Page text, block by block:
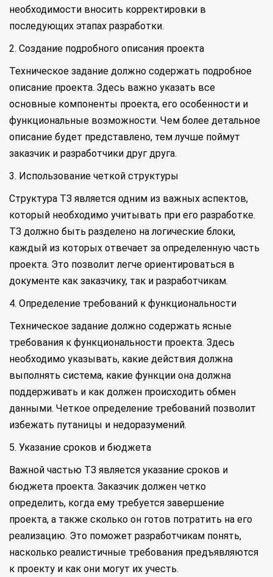
необходимости вносить корректировки в
последующих этапах разработки.
2. Создание подробного описания проекта
Техническое задание должно содержать подробное
описание проекта. Здесь важно указать все
основные компоненты проекта, его особенности и
функциональные возможности. Чем более детальное
описание будет представлено, тем лучше поймут
заказчик и разработчики друг друга.
3. Использование четкой структуры
Структура ТЗ является одним из важных аспектов,
который необходимо учитывать при его разработке.
ТЗ должно быть разделено на логические блоки,
каждый из которых отвечает за определенную часть
проекта. Это позволит легче ориентироваться в
документе как заказчику, так и разработчикам.
4. Определение требований к функциональности
Техническое задание должно содержать ясные
требования к функциональности проекта. Здесь
необходимо указывать, какие действия должна
выполнять система, какие функции она должна
поддерживать и как должен происходить обмен
данными. Четкое определение требований позволит
избежать путаницы и недоразумений.
5. Указание сроков и бюджета
Важной частью ТЗ является указание сроков и
бюджета проекта. Заказчик должен четко
определить, когда ему требуется завершение
проекта, а также сколько он готов потратить на его
реализацию. Это поможет разработчикам понять,
насколько реалистичные требования предъявляются
к проекту и как они могут их учесть.